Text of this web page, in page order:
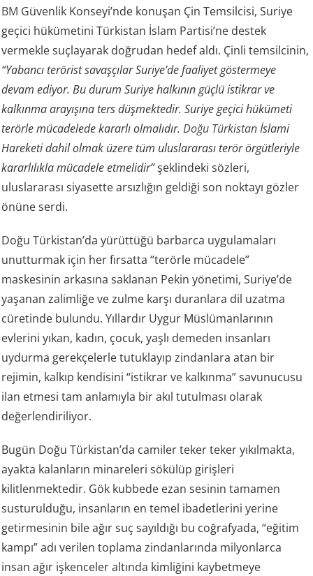
BM Güvenlik Konseyi’nde konuşan Çin Temsilcisi, Suriye
geçici hükümetini Türkistan İslam Partisi’ne destek
vermekle suçlayarak doğrudan hedef aldı. Çinli temsilcinin,
“Yabancı terörist savaşçılar Suriye’de faaliyet göstermeye
devam ediyor. Bu durum Suriye halkının güçlü istikrar ve
kalkınma arayışına ters düşmektedir. Suriye geçici hükümeti
terörle mücadelede kararlı olmalıdır.Doğu Türkistanİslami
Hareketi dahil olmak üzere tüm uluslararası terör örgütleriyle
kararlılıkla mücadele etmelidir”şeklindeki sözleri,
uluslararası siyasette arsızlığın geldiği son noktayı gözler
önüne serdi.
Doğu Türkistan’da yürüttüğü barbarca uygulamaları
unutturmak için her fırsatta “terörle mücadele”
maskesinin arkasına saklanan Pekin yönetimi, Suriye’de
yaşanan zalimliğe ve zulme karşı duranlara dil uzatma
cüretinde bulundu. Yıllardır Uygur Müslümanlarının
evlerini yıkan, kadın, çocuk, yaşlı demeden insanları
uydurma gerekçelerle tutuklayıp zindanlara atan bir
rejimin, kalkıp kendisini “istikrar ve kalkınma” savunucusu
ilan etmesi tam anlamıyla bir akıl tutulması olarak
değerlendiriliyor.
Bugün Doğu Türkistan’da camiler teker teker yıkılmakta,
ayakta kalanların minareleri sökülüp girişleri
kilitlenmektedir. Gök kubbede ezan sesinin tamamen
susturulduğu, insanların en temel ibadetlerini yerine
getirmesinin bile ağır suç sayıldığı bu coğrafyada, “eğitim
kampı” adı verilen toplama zindanlarında milyonlarca
insan ağır işkenceler altında kimliğini kaybetmeye